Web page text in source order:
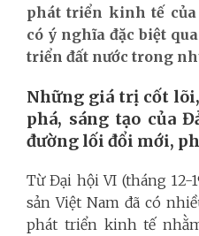
phát triển kinh tế
có ý nghĩa đặc biệt
triển đất nước trong
Những giá trị cốt
phá, sáng tạo của
đường lối đổi mới,
Từ Đại hội VI (tháng 12-
sản Việt Nam đã có
phát triển kinh tế